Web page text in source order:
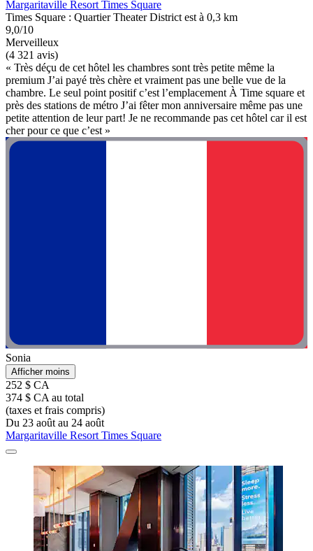
Margaritaville Resort Times Square
Times Square : Quartier Theater District est à 0,3 km
9,0/10
Merveilleux
(4 321 avis)
« Très déçu de cet hôtel les chambres sont très petite même la
premium J’ai payé très chère et vraiment pas une belle vue de la
chambre. Le seul point positif c’est l’emplacement À Time square et
près des stations de métro J’ai fêter mon anniversaire même pas une
petite attention de leur part! Je ne recommande pas cet hôtel car il est
cher pour ce que c’est »
Sonia
Afficher moins
252 $ CA
374 $ CA au total
(taxes et frais compris)
Du 23 août au 24 août
Margaritaville Resort Times Square